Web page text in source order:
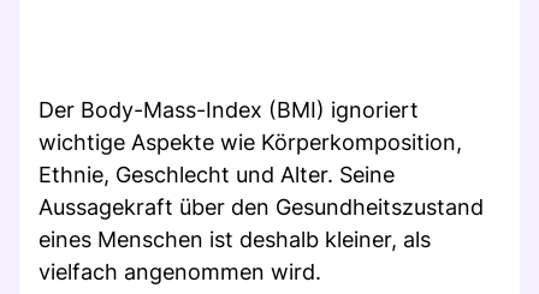
Der Body-Mass-Index (BMI) ignoriert
wichtige Aspekte wie Körperkomposition,
Ethnie, Geschlecht und Alter. Seine
Aussagekraft über den Gesundheitszustand
eines Menschen ist deshalb kleiner, als
vielfach angenommen wird.